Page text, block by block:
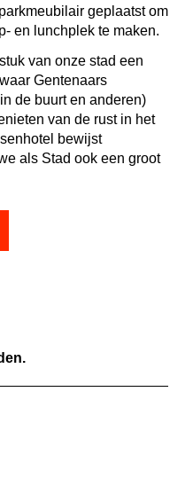
geplaatst om
en lunchplek te maken.
van onze stad een
Gentenaars
de buurt en anderen)
van de rust in het
bewijst
als Stad ook een groot